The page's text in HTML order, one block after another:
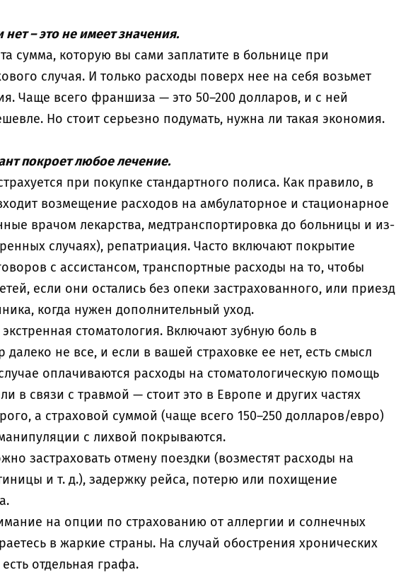
– это не имеет значения.
сумма, которую вы сами заплатите в больнице при
случая. И только расходы поверх нее на себя возьмет
Чаще всего франшиза — это 50–200 долларов, и с ней
Но стоит серьезно подумать, нужна ли такая экономия.
покроет любое лечение.
при покупке стандартного полиса. Как правило, в
возмещение расходов на амбулаторное и стационарное
врачом лекарства, медтранспортировка до больницы и из-
случаях), репатриация. Часто включают покрытие
с ассистансом, транспортные расходы на то, чтобы
если они остались без опеки застрахованного, или приезд
когда нужен дополнительный уход.
стоматология. Включают зубную боль в
далеко не все, и если в вашей страховке ее нет, есть смысл
оплачиваются расходы на стоматологическую помощь
в связи с травмой — стоит это в Европе и других частях
а страховой суммой (чаще всего 150–250 долларов/евро)
с лихвой покрываются.
застраховать отмену поездки (возместят расходы на
и т. д.), задержку рейса, потерю или похищение
на опции по страхованию от аллергии и солнечных
в жаркие страны. На случай обострения хронических
отдельная графа.